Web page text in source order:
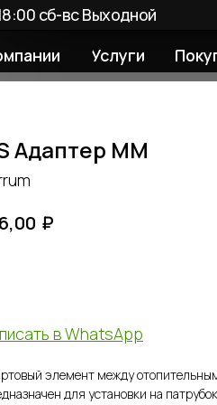
Услуги Покупателям
Выходной
Адаптер ММ
₽
в WhatsApp
элемент между
для установки на